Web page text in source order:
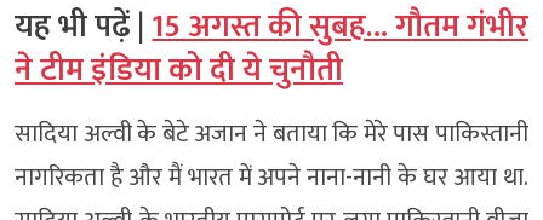
यह भी पढ़ें |15 अगस्त की सुबह… गौतम गंभीर
ने टीम इंडिया को दी ये चुनौती
सादिया अल्वी के बेटे अजान ने बताया कि मेरे पास पाकिस्तानी
नागरिकता है और मैं भारत में अपने नाना-नानी के घर आया था.